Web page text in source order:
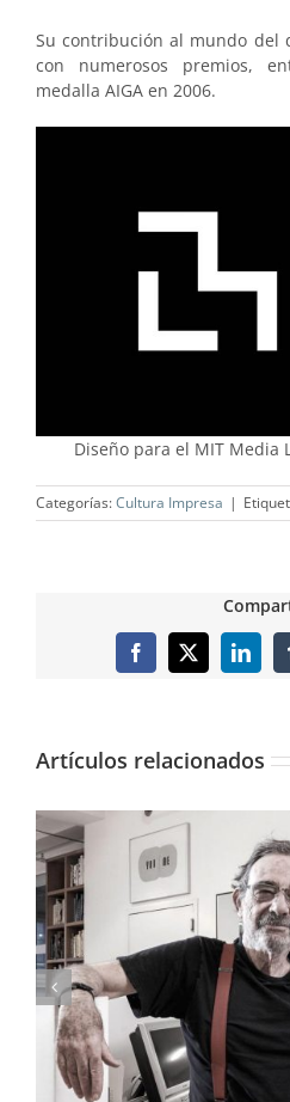
Su contribución al mundo del
con numerosos premios,
medalla AIGA en 2006.
Diseño para el MIT Media
Categorías:Cultura Impresa |
Facebook
X
Artículos relacionados
El arte pictórico de